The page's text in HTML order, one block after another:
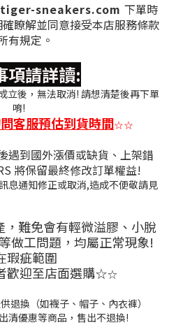
sneakers.com 下單時
瞭解並同意接受本店服務條款
有規定。
項請詳讀:
後，無法取消! 請想清楚後再下單
唷!
客服預估到貨時間☆☆
到國外漲價或缺貨、上架錯
將保留最終修改訂單權益!
息通知修正或取消,造成不便敬請見
!
，難免會有輕微溢膠、小脫
做工問題，均屬正常現象!
瑕疵範圍
歡迎至店面選購☆☆
退換（如襪子、帽子、內衣褲）
清優惠等商品，售出不退換!